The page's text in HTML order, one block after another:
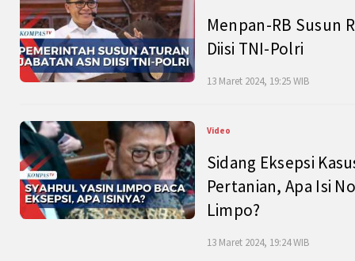
Menpan-RB Susun
Diisi TNI-Polri
13 Maret 2024, 19:25 WIB
Video
Sidang Eksepsi
Pertanian, Apa Isi
Limpo?
13 Maret 2024, 19:24 WIB